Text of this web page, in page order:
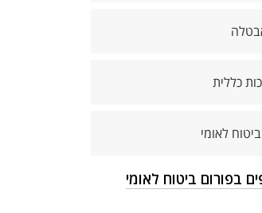
כללית
לאומי
בפורום ביטוח לאומי